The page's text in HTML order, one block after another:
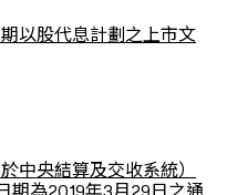
以股代息計劃之上市文
中央結算及交收系統）